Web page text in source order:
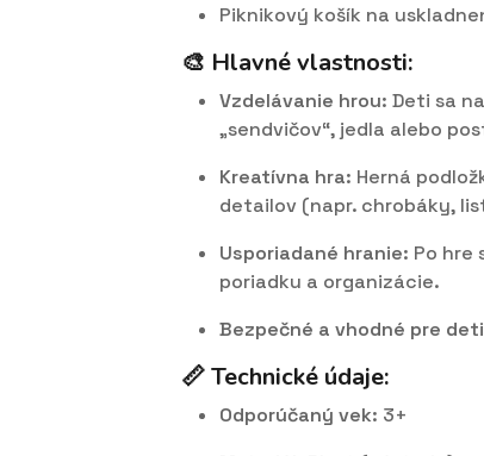
Piknikový košík na
🎨 Hlavné vlastnosti:
Vzdelávanie hrou: Deti sa
„sendvičov“, jedla alebo
Kreatívna hra: Herná
detailov (napr. chrobáky,
Usporiadané hranie: Po hre
poriadku a organizácie.
Bezpečné a vhodné pre deti
📏 Technické údaje:
Odporúčaný vek: 3+